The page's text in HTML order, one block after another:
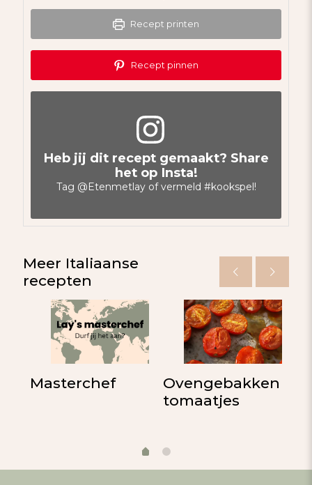
Recept printen
Recept pinnen
Heb jij dit recept gemaakt? Share
het op Insta!
Tag @Etenmetlayof vermeld #kookspel!
Meer Italiaanse
recepten
Masterchef
Ovengebakken
tomaatjes